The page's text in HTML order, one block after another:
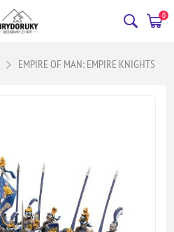
0
EMPIRE OF MAN: EMPIRE KNIGHTS